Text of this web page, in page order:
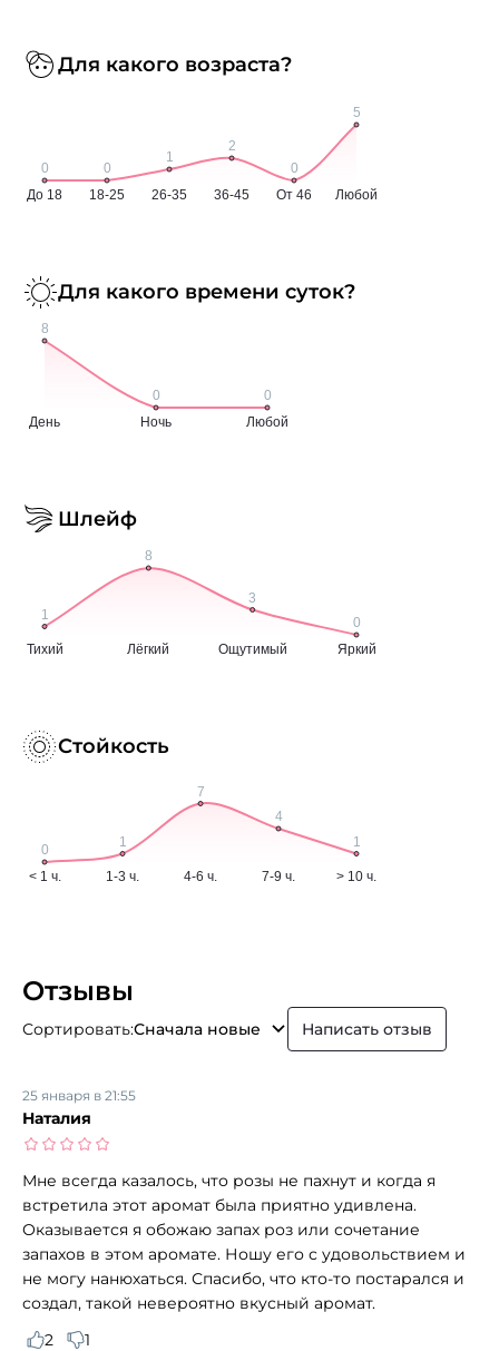
Для какого возраста?
Для какого времени суток?
Шлейф
Стойкость
Отзывы
Сортировать:Сначала новые Написать отзыв
Наталия
25 января в 21:55
Мне всегда казалось, что розы не пахнут и когда я
встретила этот аромат была приятно удивлена.
Оказывается я обожаю запах роз или сочетание
запахов в этом аромате. Ношу его с удовольствием и
не могу нанюхаться. Спасибо, что кто-то постарался и
создал, такой невероятно вкусный аромат.
2
1